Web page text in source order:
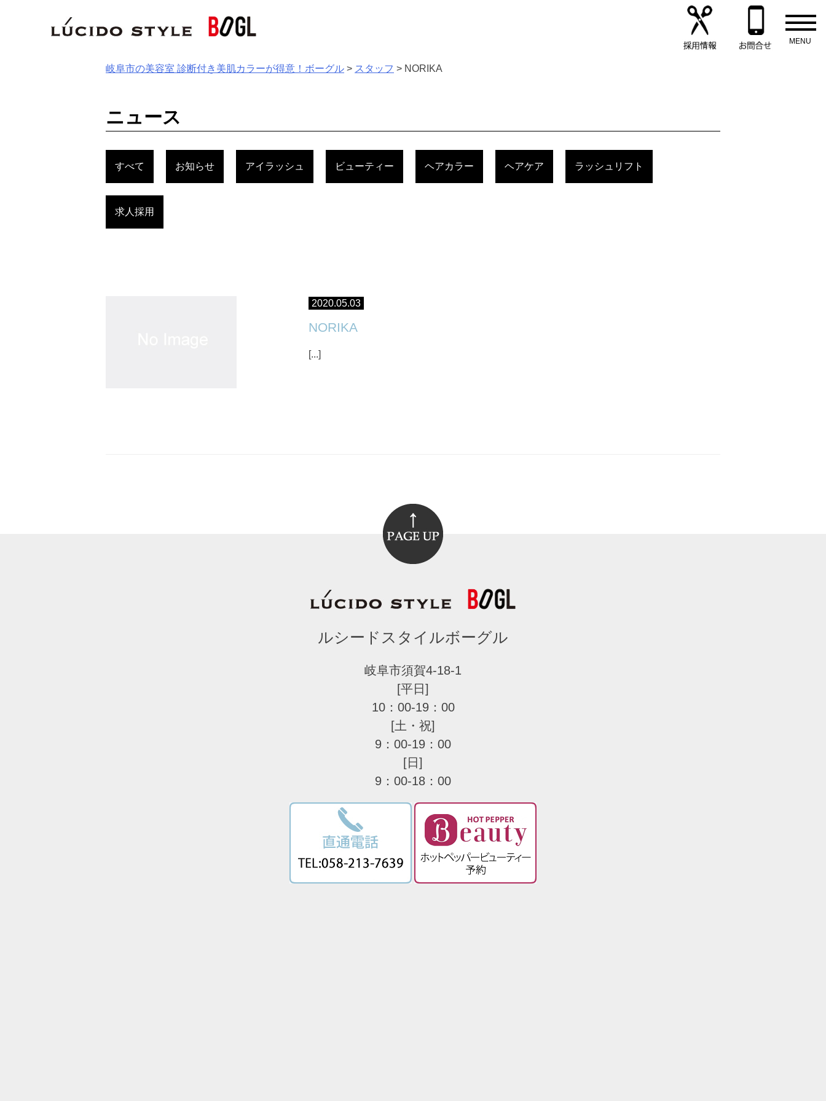
岐阜市の美容室 診断付き美肌カラーが得意！ボーグル > スタッフ > NORIKA
ニュース
すべて お知らせ アイラッシュ ビューティー ヘアカラー ヘアケア ラッシュリフト
求人採用
2020.05.03
NORIKA
[...]
ルシードスタイルボーグル
岐阜市須賀4-18-1
[平日]
10：00-19：00
[土・祝]
9：00-19：00
[日]
9：00-18：00